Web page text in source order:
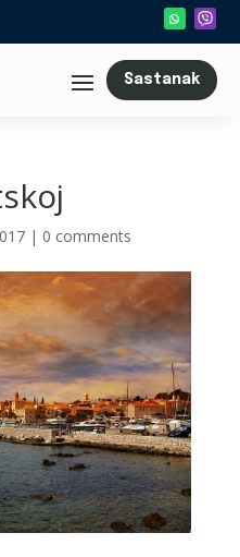
Sastanak
| 0 comments